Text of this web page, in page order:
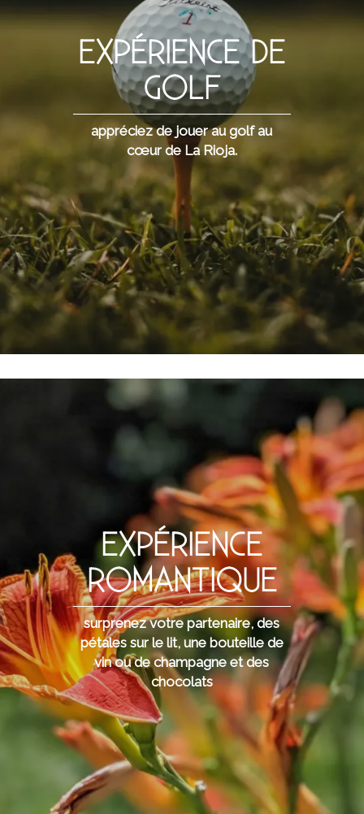
EXPÉRIENCE DE
GOLF
appréciez de jouer au golf au
cœur de La Rioja.
EXPÉRIENCE
ROMANTIQUE
surprenez votre partenaire, des
pétales sur le lit, une bouteille de
vin ou de champagne et des
chocolats